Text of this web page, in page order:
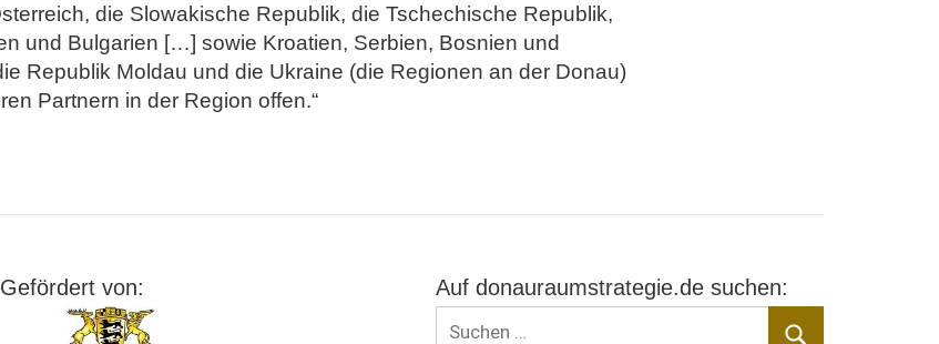
die Slowakische Republik, die Tschechische Republik,
und Bulgarien […] sowie Kroatien, Serbien, Bosnien und
Republik Moldau und die Ukraine (die Regionen an der Donau)
Partnern in der Region offen.“
Gefördert von: Auf donauraumstrategie.de suchen:
Suchen